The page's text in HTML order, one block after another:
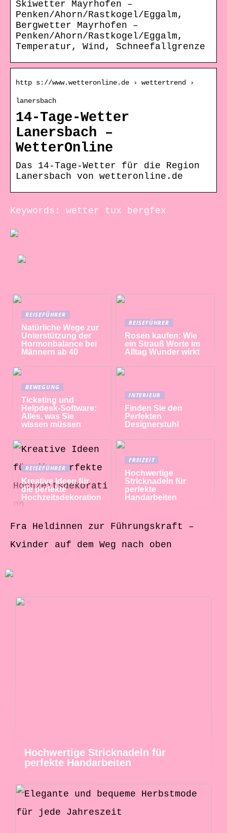
Skiwetter Mayrhofen –
Penken/Ahorn/Rastkogel/Eggalm,
Bergwetter Mayrhofen –
Penken/Ahorn/Rastkogel/Eggalm,
Temperatur, Wind, Schneefallgrenze
http s://www.wetteronline.de › wettertrend ›
lanersbach
14-Tage-Wetter
Lanersbach –
WetterOnline
Das 14-Tage-Wetter für die Region
Lanersbach von wetteronline.de
Keywords: wetter tux bergfex
REISEFÜHRER
Natürliche Wege zur
Unterstützung der
Hormonbalance bei
Männern ab 40
REISEFÜHRER
Rosen kaufen: Wie
ein Strauß Worte im
Alltag Wunder wirkt
BEWEGUNG
Ticketing und
Helpdesk-Software:
Alles, was Sie
wissen müssen
INTERIEUR
Finden Sie den
Perfekten
Designerstuhl
REISEFÜHRER
Kreative Ideen für
die perfekte
Hochzeitsdekoration
FREIZEIT
Hochwertige
Stricknadeln für
perfekte
Handarbeiten
Fra Heldinnen zur Führungskraft –
Kvinder auf dem Weg nach oben
Hochwertige Stricknadeln für
perfekte Handarbeiten